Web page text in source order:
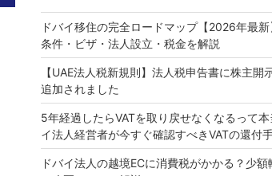
ドバイ移住の完全ロードマップ【2026年最新
条件・ビザ・法人設立・税金を解説
【UAE法人税新規則】法人税申告書に株主開
追加されました
5年経過したらVATを取り戻せなくなるって
イ法人経営者が今すぐ確認すべきVATの還付
ドバイ法人の越境ECに消費税がかかる？少額